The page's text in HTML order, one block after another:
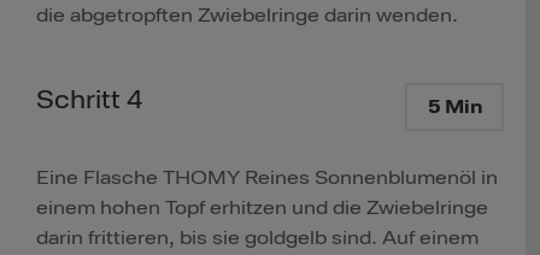
die abgetropften Zwiebelringe darin wenden.
Schritt 4 5 Min
Eine Flasche THOMY Reines Sonnenblumenöl in
einem hohen Topf erhitzen und die Zwiebelringe
darin frittieren, bis sie goldgelb sind. Auf einem